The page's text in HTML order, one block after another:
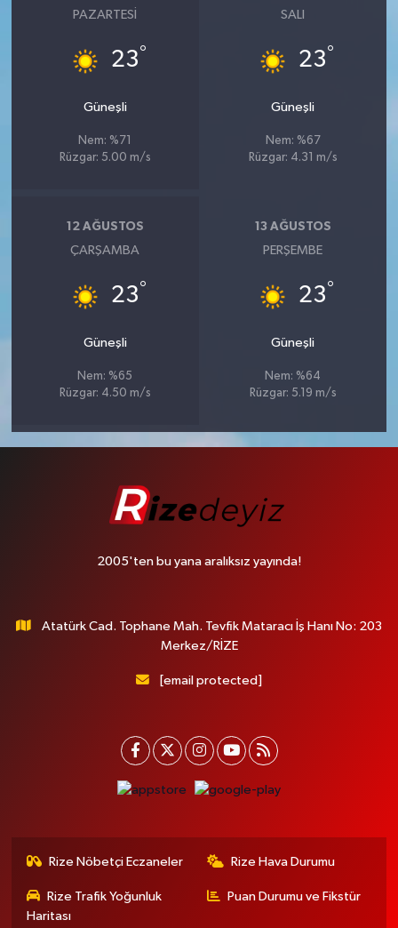
PAZARTESI
23°
Güneşli
Nem: %71
Rüzgar: 5.00 m/s
SALI
23°
Güneşli
Nem: %67
Rüzgar: 4.31 m/s
12 AĞUSTOS
ÇARŞAMBA
23°
Güneşli
Nem: %65
Rüzgar: 4.50 m/s
13 AĞUSTOS
PERŞEMBE
23°
Güneşli
Nem: %64
Rüzgar: 5.19 m/s
2005'ten bu yana aralıksız yayında!
Atatürk Cad. Tophane Mah. Tevfik Mataracı İş Hanı No: 203
Merkez/RİZE
[email protected]
Rize Nöbetçi Eczaneler Rize Hava Durumu
Rize Trafik Yoğunluk
Haritası
Puan Durumu ve Fikstür